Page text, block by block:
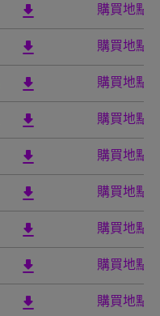
download 購買地點
download 購買地點
download 購買地點
download 購買地點
download 購買地點
download 購買地點
download 購買地點
download 購買地點
download 購買地點